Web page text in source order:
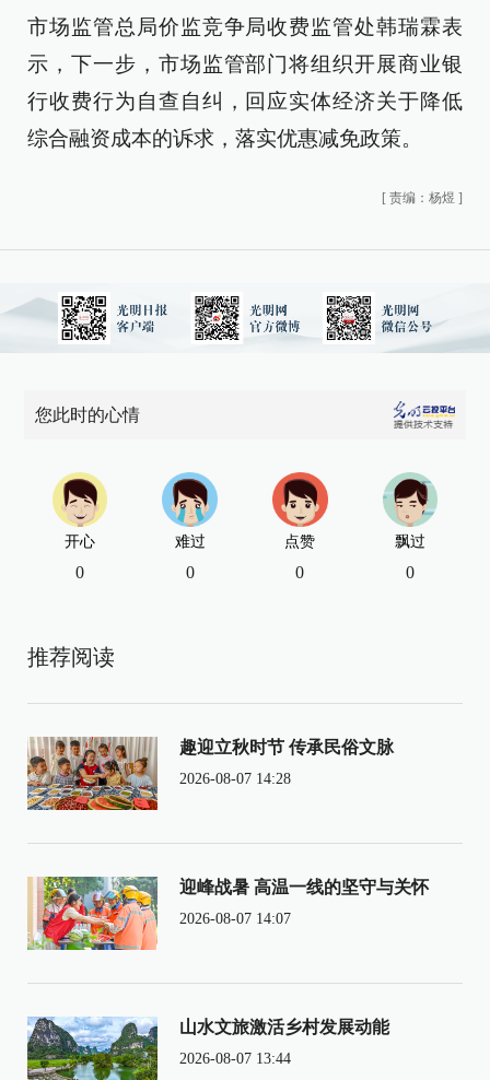
市场监管总局价监竞争局收费监管处韩瑞霖表
示，下一步，市场监管部门将组织开展商业银
行收费行为自查自纠，回应实体经济关于降低
综合融资成本的诉求，落实优惠减免政策。
[ 责编：杨煜 ]
您此时的心情
开心
0
难过
0
点赞
0
飘过
0
推荐阅读
趣迎立秋时节 传承民俗文脉
2026-08-07 14:28
迎峰战暑 高温一线的坚守与关怀
2026-08-07 14:07
山水文旅激活乡村发展动能
2026-08-07 13:44